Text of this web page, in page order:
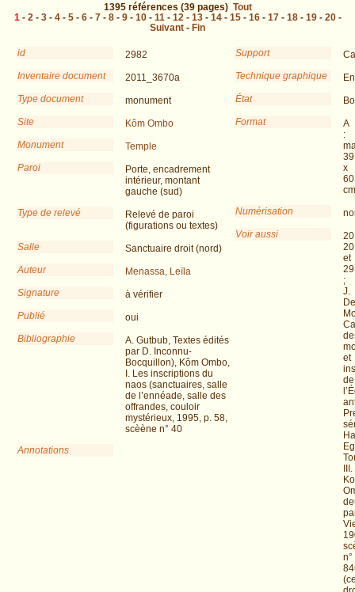
1395 références (39 pages) Tout
1 - 2 - 3- 4- 5- 6- 7- 8- 9- 10- 11 - 12 - 13- 14- 15- 16- 17- 18- 19- 20-
Suivant - Fin
id
2982
Inventaire document
2011_3670a
Type document
monument
Site
Kôm Ombo
Monument
Temple
Paroi
Porte, encadrement
intérieur, montant
gauche (sud)
Type de relevé
Relevé de paroi
(figurations ou textes)
Salle
Sanctuaire droit (nord)
Auteur
Menassa, Leïla
Signature
à vérifier
Publié
oui
Bibliographie
A. Gutbub, Textes édités
par D. Inconnu-
Bocquillon), Kôm Ombo,
I. Les inscriptions du
naos (sanctuaires, salle
de l’ennéade, salle des
offrandes, couloir
mystérieux, 1995, p. 58,
scèène n° 40
Annotations
Support
Technique graphique
État
Format
A
:
39
x
60
cm
Numérisation
Voir aussi
et
29
;
J.
De
et
de
III.
n°